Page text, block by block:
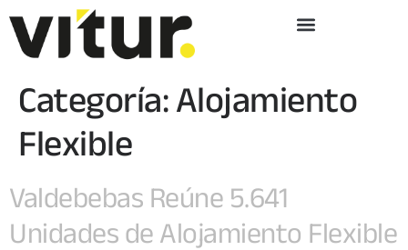
Categoría: Alojamiento
Flexible
Valdebebas Reúne 5.641
Unidades de Alojamiento Flexible